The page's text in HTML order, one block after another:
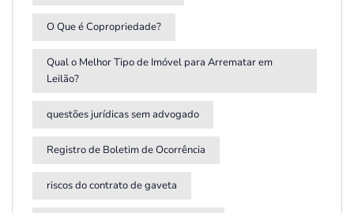
O Que é Copropriedade?
Qual o Melhor Tipo de Imóvel para Arrematar em
Leilão?
questões jurídicas sem advogado
Registro de Boletim de Ocorrência
riscos do contrato de gaveta